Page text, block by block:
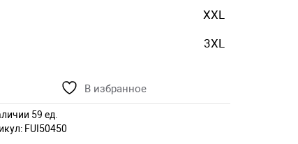
XXL
3XL
В избранное
59 ед.
FUI50450